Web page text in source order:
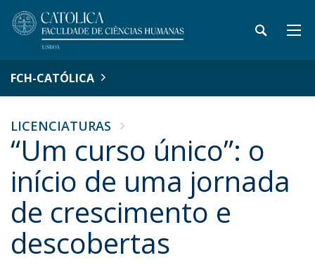
FCH-CATÓLICA
LICENCIATURAS
“Um curso único”: o
início de uma jornada
de crescimento e
descobertas